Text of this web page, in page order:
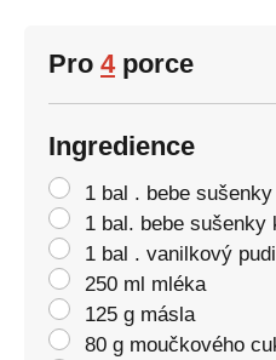
Pro 4porce
Ingredience
1 bal . bebe
1 bal. bebe sušenky
1 bal . vanilkový
250 ml mléka
125 g másla
80 g moučkového